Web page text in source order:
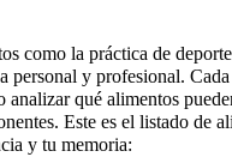
como la práctica de
personal y profesional.
analizar qué alimentos
Este es el listado de
y tu memoria: